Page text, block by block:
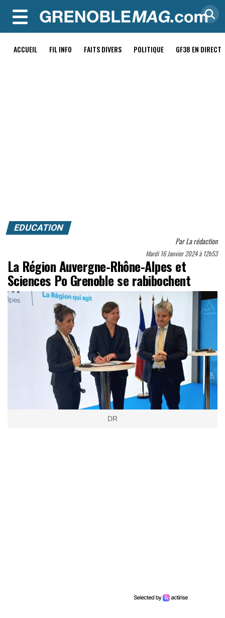
MENU
ACCUEIL FIL INFO FAITS DIVERS POLITIQUE GF38 EN DIRECT
EDUCATION
ParLa rédaction
Mardi 16 Janvier 2024 à 12h53
La Région Auvergne-Rhône-Alpes et
Sciences Po Grenoble se rabibochent
DR